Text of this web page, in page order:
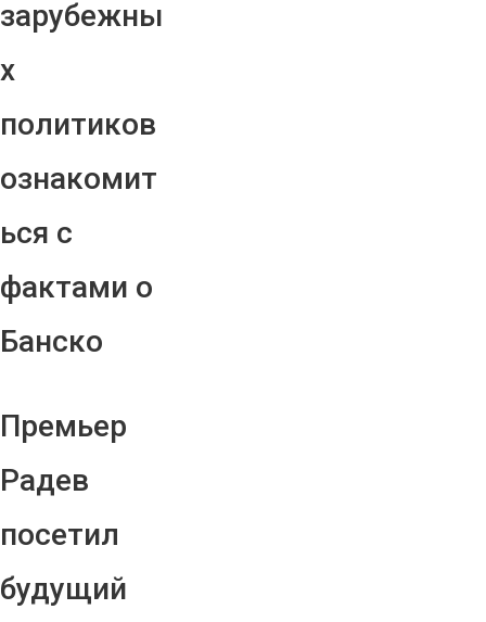
зарубежны
х
политиков
ознакомит
ься с
фактами о
Банско
Премьер
Радев
посетил
будущий